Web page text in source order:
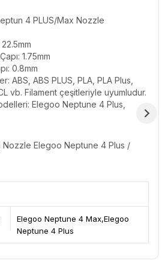
4 PLUS/Max Nozzle
1.75mm
0.8mm
ABS, ABS PLUS, PLA, PLA Plus,
vb. Filament çeşitleriyle uyumludur.
Elegoo Neptune 4 Plus,
Nozzle Elegoo Neptune 4 Plus /
Elegoo Neptune 4 Max,Elegoo
Neptune 4 Plus